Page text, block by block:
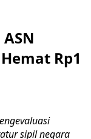
Rp1
sipil negara